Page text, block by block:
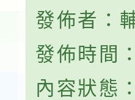
發佈者：
發佈時間
內容狀態